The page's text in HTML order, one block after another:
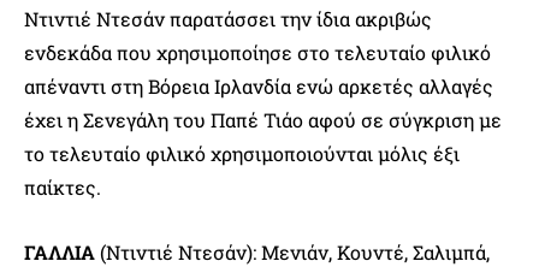
Ντιντιέ Ντεσάν παρατάσσει την ίδια ακριβώς
ενδεκάδα που χρησιμοποίησε στο τελευταίο φιλικό
απέναντι στη Βόρεια Ιρλανδία ενώ αρκετές αλλαγές
έχει η Σενεγάλη του Παπέ Τιάο αφού σε σύγκριση με
το τελευταίο φιλικό χρησιμοποιούνται μόλις έξι
παίκτες.
ΓΑΛΛΙΑ(Ντιντιέ Ντεσάν): Μενιάν, Κουντέ, Σαλιμπά,